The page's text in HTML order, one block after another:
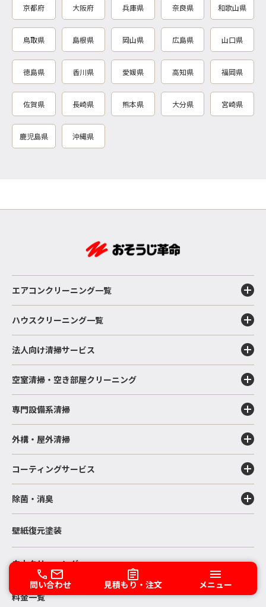
京都府 大阪府 兵庫県 奈良県 和歌山県
鳥取県 島根県 岡山県 広島県 山口県
徳島県 香川県 愛媛県 高知県 福岡県
佐賀県 長崎県 熊本県 大分県 宮崎県
鹿児島県 沖縄県
問い合わせ 見積もり・注文 メニュー
エアコンクリーニング一覧
ハウスクリーニング一覧
法人向け清掃サービス
空室清掃・空き部屋クリーニング
専門設備系清掃
外構・屋外清掃
コーティングサービス
除菌・消臭
壁紙復元塗装
白木クリーニング
料金一覧